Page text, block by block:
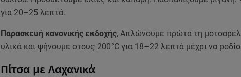
για 20–25 λεπτά.
Παρασκευή κανονικής εκδοχής, Απλώνουμε πρώτα τη
υλικά και ψήνουμε στους 200°C για 18–22 λεπτά μέχρι να
Πίτσα με Λαχανικά